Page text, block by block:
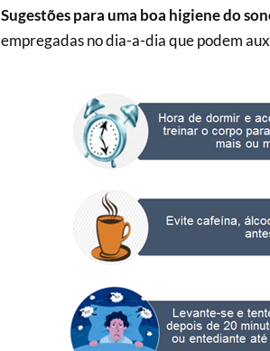
Sugestões para uma boa higiene do
empregadas no dia-a-dia que podem